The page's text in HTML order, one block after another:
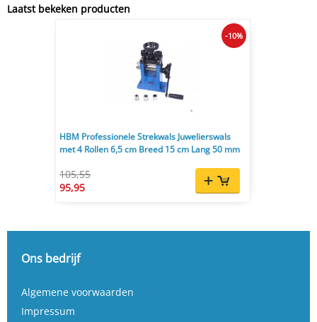
Laatst bekeken producten
HBM Professionele Strekwals Juwelierswals
met 4 Rollen 6,5 cm Breed 15 cm Lang 50 mm
105,55
95,95
-10%
Ons bedrijf
Algemene voorwaarden
Impressum